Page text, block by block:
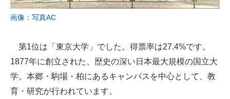
画像：写真AC
第1位は「東京大学」でした。得票率は27.4%です。
1877年に創立された、歴史の深い日本最大規模の国立大
学。本郷・駒場・柏にあるキャンパスを中心として、教
育・研究が行われています。